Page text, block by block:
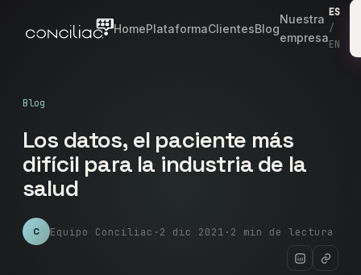
HomePlataformaClientesBlog
Nuestra
empresa
ES
/
EN
Blog
Los datos, el paciente más
difícil para la industria de la
salud
C Equipo Conciliac · 2 dic 2021 · 2 min de lectura